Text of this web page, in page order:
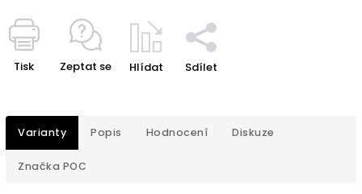
Tisk Zeptat se Hlídat Sdílet
Varianty Popis Hodnocení Diskuze
Značka POC